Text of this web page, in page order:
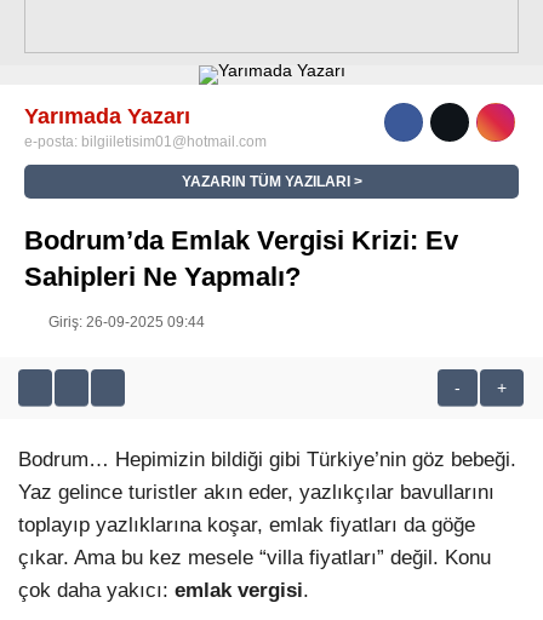
WhatsApp İhbar Hattı
Yarımada Yazarı
e-posta: bilgiiletisim01@hotmail.com
YAZARIN TÜM YAZILARI
Bodrum’da Emlak Vergisi Krizi: Ev
Sahipleri Ne Yapmalı?
Giriş: 26-09-2025 09:44
- +
Bodrum… Hepimizin bildiği gibi Türkiye’nin göz bebeği.
Yaz gelince turistler akın eder, yazlıkçılar bavullarını
toplayıp yazlıklarına koşar, emlak fiyatları da göğe
çıkar. Ama bu kez mesele “villa fiyatları” değil. Konu
çok daha yakıcı: emlak vergisi.